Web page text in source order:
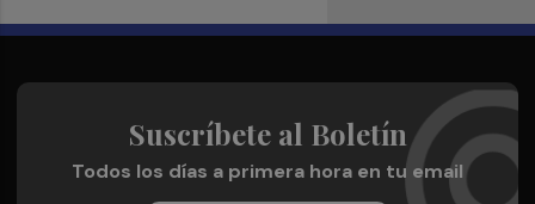
Suscríbete al Boletín
Todos los días a primera hora en tu email